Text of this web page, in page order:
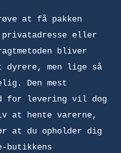
at få pakken
eller
bliver
dyrere, men lige så
Den mest
for levering vil dog
at hente varerne,
at du opholder dig